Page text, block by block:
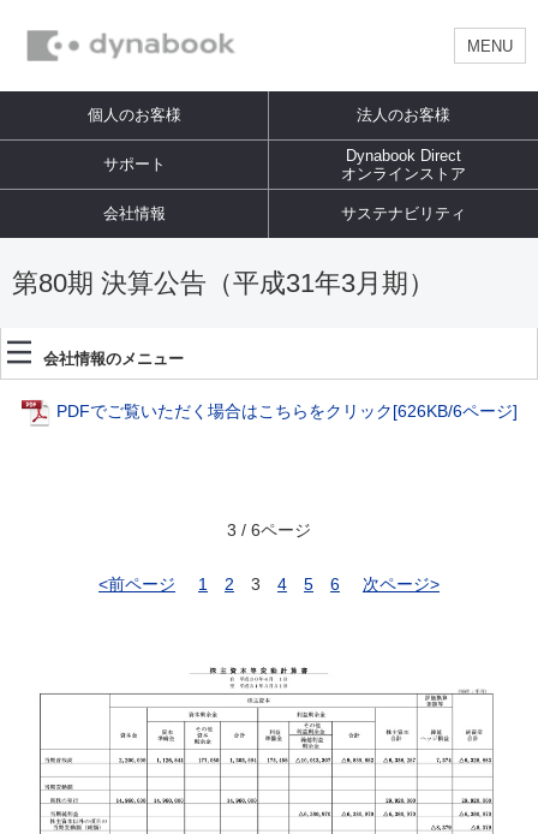
MENU
個人のお客様 法人のお客様
サポート
Dynabook Direct
オンラインストア
会社情報 サステナビリティ
第80期 決算公告（平成31年3月期）
会社情報のメニュー
PDFでご覧いただく場合はこちらをクリック[626KB/6ページ]
3 / 6ページ
<前ページ 1 2 3 4 5 6 次ページ>